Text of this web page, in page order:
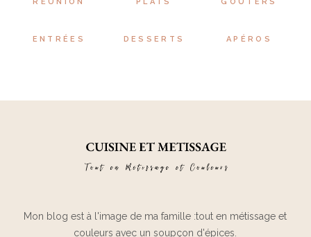
ENTRÉES DESSERTS APÉROS
Mon blog est à l'image de ma famille :tout en métissage et
couleurs avec un soupçon d'épices.